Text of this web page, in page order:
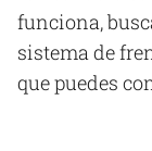
funciona,
sistema de
que puedes